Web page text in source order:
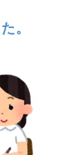
。